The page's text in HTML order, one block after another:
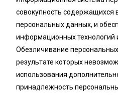
совокупность содержащихся
персональных данных, и
информационных технологий
Обезличивание
результате которых
использования
принадлежность